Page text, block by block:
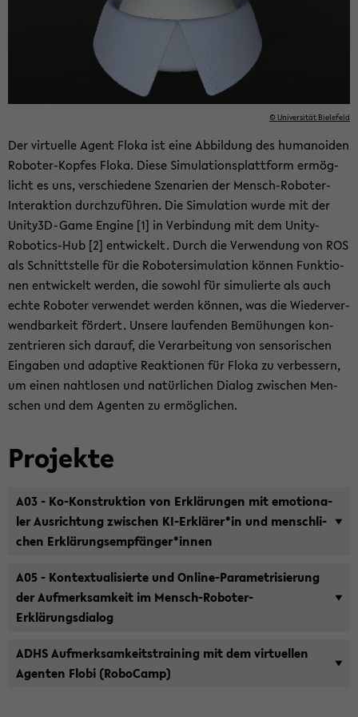
© Uni­ver­si­tät Bie­le­feld
Der vir­tu­el­le Agent Floka ist eine Ab­bil­dung des hu­ma­no­iden
Roboter-​Kopfes Floka. Diese Si­mu­la­ti­ons­platt­form er­mög­
licht es uns, ver­schie­de­ne Sze­na­ri­en der Mensch-​Roboter-
Interaktion durch­zu­füh­ren. Die Si­mu­la­ti­on wurde mit der
Unity3D-​Game En­gi­ne [1] in Ver­bin­dung mit dem Unity-​
Robotics-Hub [2] ent­wi­ckelt. Durch die Ver­wen­dung von ROS
als Schnitt­stel­le für die Ro­bo­ter­si­mu­la­ti­on kön­nen Funk­tio­
nen ent­wi­ckelt wer­den, die so­wohl für si­mu­lier­te als auch
echte Ro­bo­ter ver­wen­det wer­den kön­nen, was die Wie­der­ver­
wend­bar­keit för­dert. Un­se­re lau­fen­den Be­mü­hun­gen kon­
zen­trie­ren sich dar­auf, die Ver­ar­bei­tung von sen­so­ri­schen
Ein­ga­ben und ad­ap­ti­ve Re­ak­tio­nen für Floka zu ver­bes­sern,
um einen naht­lo­sen und na­tür­li­chen Dia­log zwi­schen Men­
schen und dem Agen­ten zu er­mög­li­chen.
Pro­jek­te
A03 - Ko-​Konstruktion von Er­klä­run­gen mit emo­tio­na­
ler Aus­rich­tung zwi­schen KI-​Erklärer*in und mensch­li­
chen Er­klä­rungs­emp­fän­ger*innen
A05 - Kon­tex­tua­li­sier­te und Online-​Parametrisierung
der Auf­merk­sam­keit im Mensch-​Roboter-
Erklärungsdialog
ADHS Auf­merk­sam­keits­trai­ning mit dem vir­tu­el­len
Agen­ten Flobi (Ro­bo­Camp)